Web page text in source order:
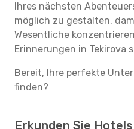
Ihres nächsten
möglich zu gestalten,
Wesentliche
Erinnerungen in Tekirova
Bereit, Ihre perfekte
finden?
Erkunden Sie